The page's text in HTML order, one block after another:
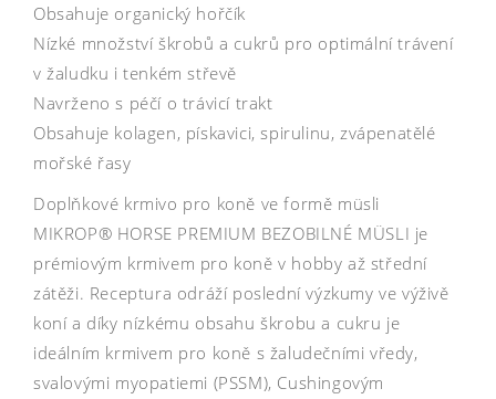
Obsahuje organický hořčík
Nízké množství škrobů a cukrů pro optimální trávení
v žaludku i tenkém střevě
Navrženo s péčí o trávicí trakt
Obsahuje kolagen, pískavici, spirulinu, zvápenatělé
mořské řasy
Doplňkové krmivo pro koně ve formě müsli
MIKROP® HORSE PREMIUM BEZOBILNÉ MÜSLI je
prémiovým krmivem pro koně v hobby až střední
zátěži. Receptura odráží poslední výzkumy ve výživě
koní a díky nízkému obsahu škrobu a cukru je
ideálním krmivem pro koně s žaludečními vředy,
svalovými myopatiemi (PSSM), Cushingovým